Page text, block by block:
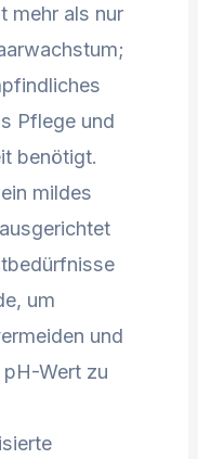
mehr als nur
Pflege und
benötigt.
mildes
um
und
Wert zu